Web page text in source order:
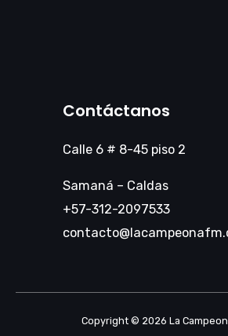
Contáctanos
Calle 6 # 8-45 piso 2
Samaná – Caldas
+57-312-2097533
Copyright © 2026 La